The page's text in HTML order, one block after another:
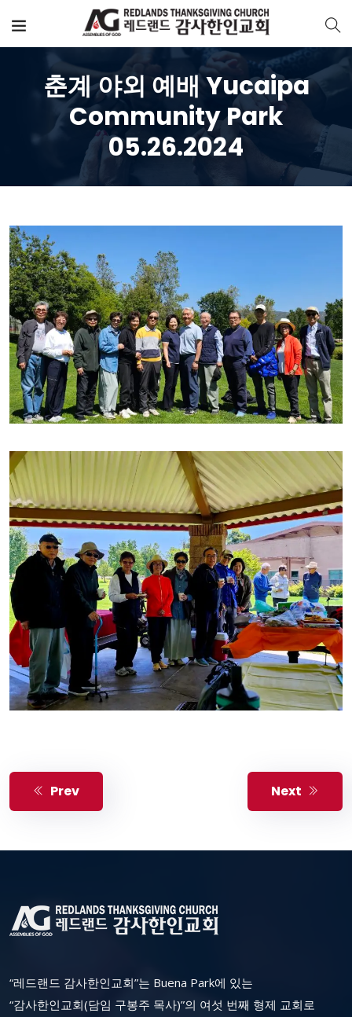
춘계 야외 예배 Yucaipa
Community Park
05.26.2024
Prev Next
“레드랜드 감사한인교회”는 Buena Park에 있는
“감사한인교회(담임 구봉주 목사)”의 여섯 번째 형제 교회로